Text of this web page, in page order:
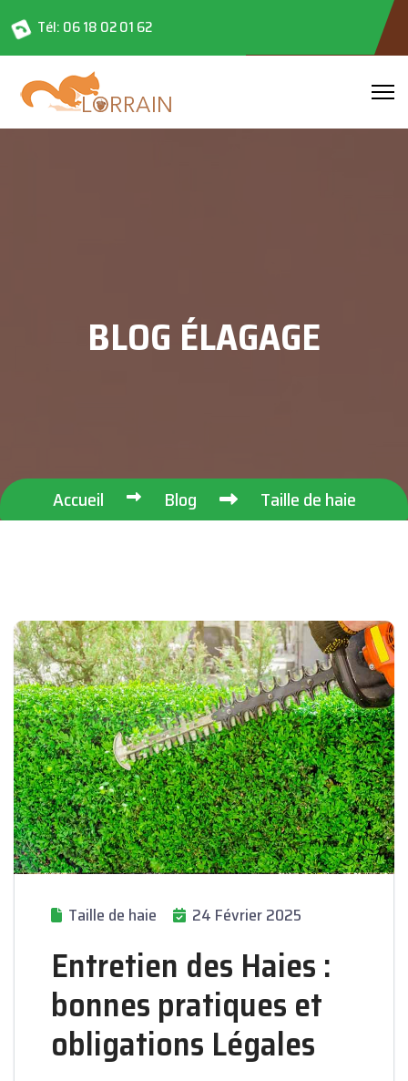
Tél: 06 18 02 01 62
BLOG ÉLAGAGE
Accueil Blog Taille de haie
Taille de haie 24 Février 2025
Entretien des Haies :
bonnes pratiques et
obligations Légales